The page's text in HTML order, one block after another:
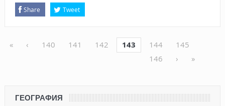
Share Tweet
« ‹ 140 141 142 143 144
145
146
› »
ГЕОГРАФИЯ